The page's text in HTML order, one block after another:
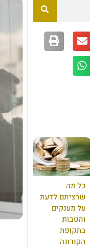
כל מה
שרציתם לדעת
על מענקים
והטבות
בתקופת
הקורונה